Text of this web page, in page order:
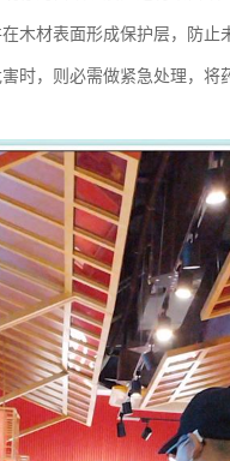
木材表面形成保护层，防止
时，则必需做紧急处理，将